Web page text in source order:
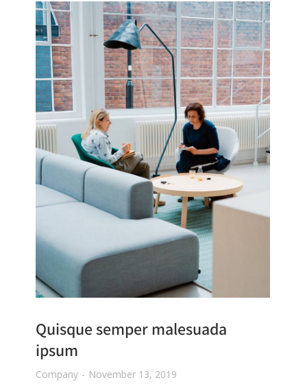
Quisque semper malesuada
ipsum
Company November 13, 2019